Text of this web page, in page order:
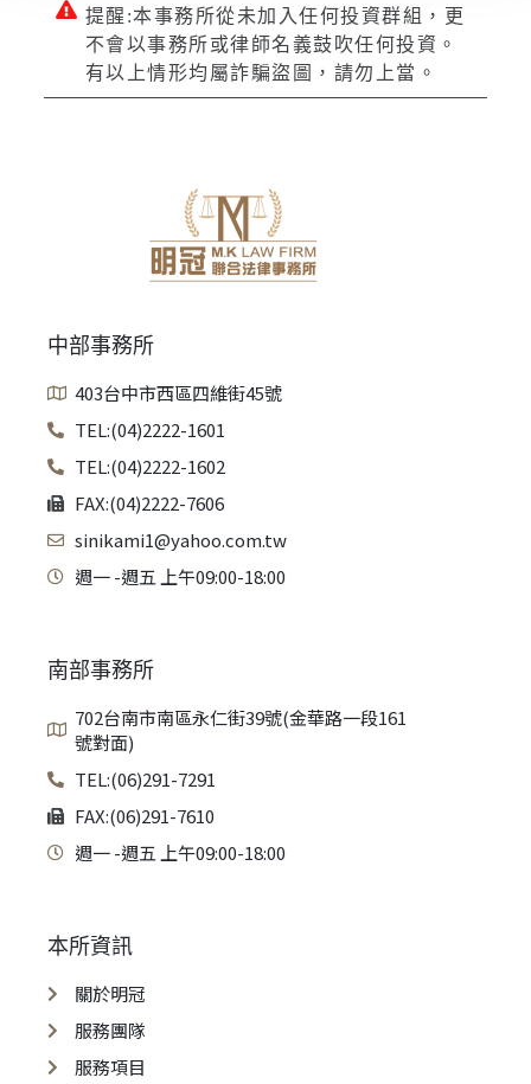
提醒:本事務所從未加入任何投資群組，更
不會以事務所或律師名義鼓吹任何投資。
有以上情形均屬詐騙盜圖，請勿上當。
中部事務所
403台中市西區四維街45號
TEL:(04)2222-1601
TEL:(04)2222-1602
FAX:(04)2222-7606
sinikami1@yahoo.com.tw
週一 -週五 上午09:00-18:00
南部事務所
702台南市南區永仁街39號(金華路一段161
號對面)
TEL:(06)291-7291
FAX:(06)291-7610
週一 -週五 上午09:00-18:00
本所資訊
關於明冠
服務團隊
服務項目